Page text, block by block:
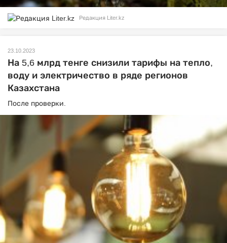
Редакция Liter.kz
23.10.2023
На 5,6 млрд тенге снизили тарифы на тепло,
воду и электричество в ряде регионов
Казахстана
После проверки.